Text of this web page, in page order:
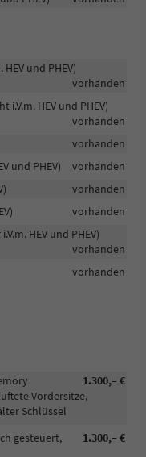
ver-
entriegeln,
zu
und PHEV)
vorhanden
i.V.m. HEV und PHEV)
vorhanden
vorhanden
und PHEV)
vorhanden
vorhanden
vorhanden
HEV und PHEV)
vorhanden
vorhanden
1.300,– €
Vordersitze,
Schlüssel
1.300,– €
gesteuert,